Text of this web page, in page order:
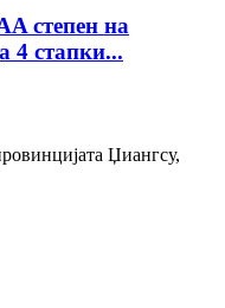
степен на
4 стапки...
Џиангсу,